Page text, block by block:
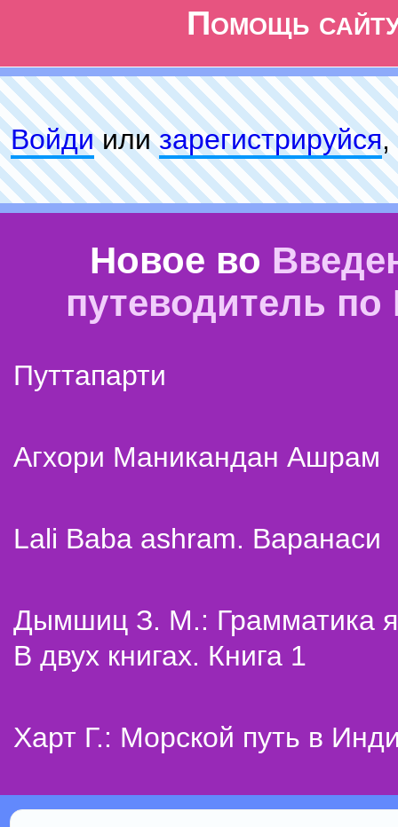
Помощь
Войдиилизарeгиcтpируйся,
Новое во
путеводитель
Путтапарти
Агхори Маникандан Ашрам
Lali Baba ashram. Варанаси
Дымшиц З. М.: Грамматика
В двух книгах. Книга 1
Харт Г.: Морской путь в